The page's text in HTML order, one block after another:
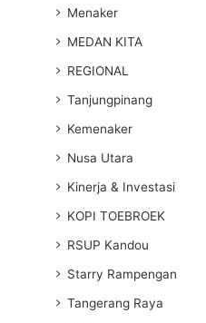
Menaker
MEDAN KITA
REGIONAL
Tanjungpinang
Kemenaker
Nusa Utara
Kinerja & Investasi
KOPI TOEBROEK
RSUP Kandou
Starry Rampengan
Tangerang Raya